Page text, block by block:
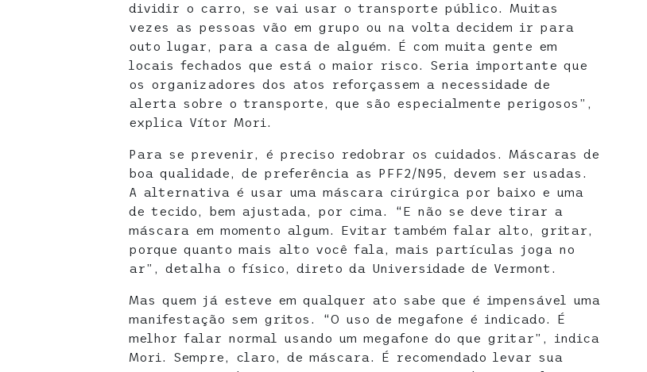
dividir o carro, se vai usar o transporte público. Muitas
vezes as pessoas vão em grupo ou na volta decidem ir para
outo lugar, para a casa de alguém. É com muita gente em
locais fechados que está o maior risco. Seria importante que
os organizadores dos atos reforçassem a necessidade de
alerta sobre o transporte, que são especialmente perigosos”,
explica Vítor Mori.
Para se prevenir, é preciso redobrar os cuidados. Máscaras de
boa qualidade, de preferência as PFF2/N95, devem ser usadas.
A alternativa é usar uma máscara cirúrgica por baixo e uma
de tecido, bem ajustada, por cima. “E não se deve tirar a
máscara em momento algum. Evitar também falar alto, gritar,
porque quanto mais alto você fala, mais partículas joga no
ar”, detalha o físico, direto da Universidade de Vermont.
Mas quem já esteve em qualquer ato sabe que é impensável uma
manifestação sem gritos. “O uso de megafone é indicado. É
melhor falar normal usando um megafone do que gritar”, indica
Mori. Sempre, claro, de máscara. É recomendado levar sua